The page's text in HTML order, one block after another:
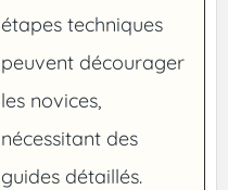
étapes techniques
peuvent décourager
les novices,
nécessitant des
guides détaillés.